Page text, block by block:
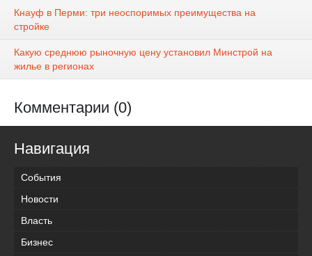
Кнауф в Перми: три неоспоримых преимущества на
стройке
Какую среднюю рыночную цену установил Минстрой на
жилье в регионах
Комментарии (0)
Навигация
События
Новости
Власть
Бизнес